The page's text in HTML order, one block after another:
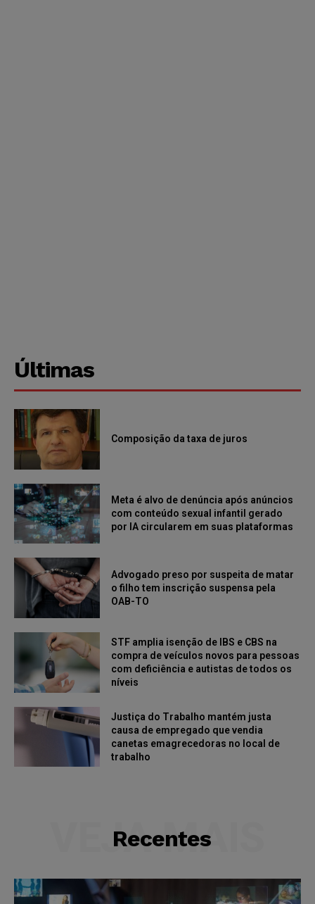
Últimas
Composição da taxa de juros
Meta é alvo de denúncia após anúncios
com conteúdo sexual infantil gerado
por IA circularem em suas plataformas
Advogado preso por suspeita de matar
o filho tem inscrição suspensa pela
OAB-TO
STF amplia isenção de IBS e CBS na
compra de veículos novos para pessoas
com deficiência e autistas de todos os
níveis
Justiça do Trabalho mantém justa
causa de empregado que vendia
canetas emagrecedoras no local de
trabalho
Recentes
VEJA MAIS